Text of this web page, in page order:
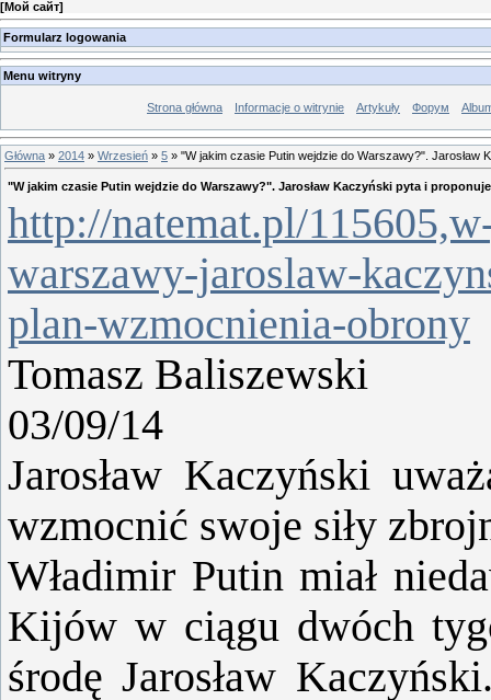
[Мой сайт]
Formularz logowania
Menu witryny
Strona główna Informacje o witrynie Artykuły Форум
Główna » 2014 » Wrzesień » 5 » "W jakim czasie Putin wejdzie do Warszawy?". Jarosław
"W jakim czasie Putin wejdzie do Warszawy?". Jarosław Kaczyński pyta i
http://natemat.pl/
warszawy-jaroslaw-
plan-wzmocnienia-obrony
Tomasz Baliszewski
03/09/14
Jarosław Kaczyński
wzmocnić swoje siły
Władimir Putin miał
Kijów w ciągu dwóch
środę Jarosław